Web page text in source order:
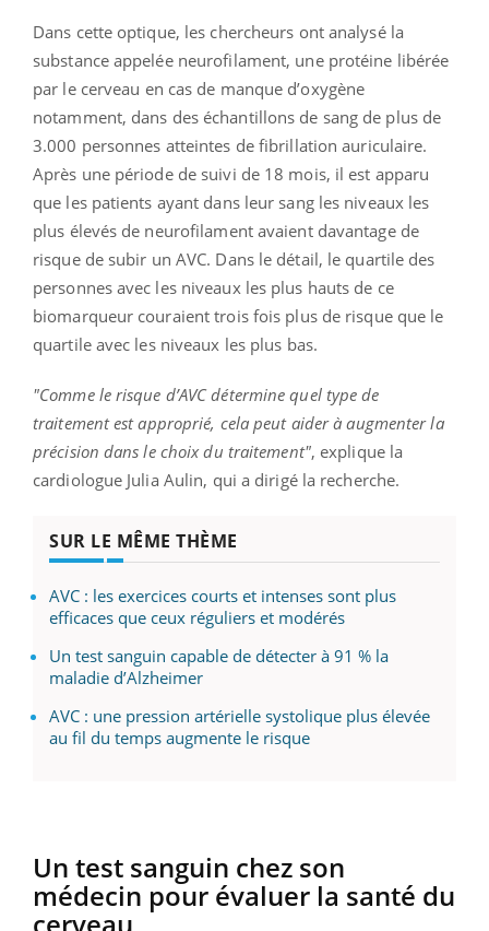
Dans cette optique, les chercheurs ont analysé la
substance appelée neurofilament, une protéine libérée
par le cerveau en cas de manque d’oxygène
notamment, dans des échantillons de sang de plus de
3.000 personnes atteintes de fibrillation auriculaire.
Après une période de suivi de 18 mois, il est apparu
que les patients ayant dans leur sang les niveaux les
plus élevés de neurofilament avaient davantage de
risque de subir un AVC. Dans le détail, le quartile des
personnes avec les niveaux les plus hauts de ce
biomarqueur couraient trois fois plus de risque que le
quartile avec les niveaux les plus bas.
"Comme le risque d’AVC détermine quel type de
traitement est approprié, cela peut aider à augmenter la
précision dans le choix du traitement", explique la
cardiologue Julia Aulin, qui a dirigé la recherche.
SUR LE MÊME THÈME
AVC : les exercices courts et intenses sont plus
efficaces que ceux réguliers et modérés
Un test sanguin capable de détecter à 91 % la
maladie d’Alzheimer
AVC : une pression artérielle systolique plus élevée
au fil du temps augmente le risque
Un test sanguin chez son
médecin pour évaluer la santé du
cerveau